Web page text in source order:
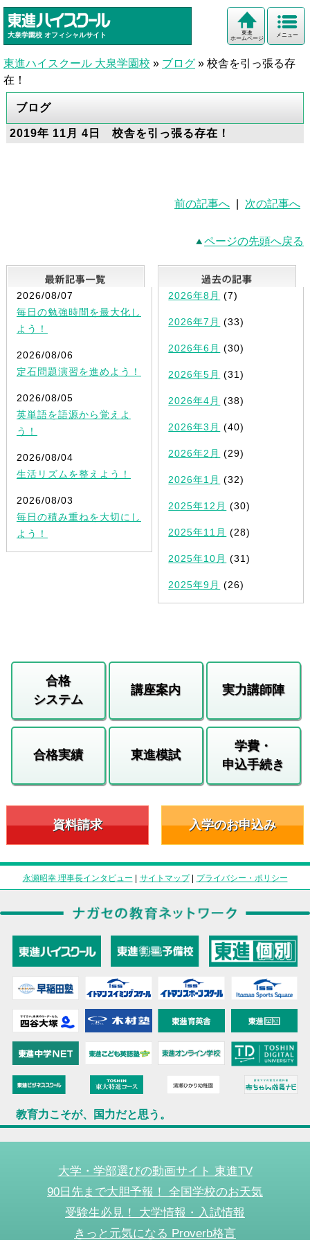
大泉学園校 オフィシャルサイト メニュー
東進
ホームページ
東進ハイスクール 大泉学園校 » ブログ » 校舎を引っ張る存
在！
ブログ
2019年 11月 4日 校舎を引っ張る存在！
前の記事へ 次の記事へ
ページの先頭へ戻る
最新記事一覧
2026/08/07
毎日の勉強時間を最大化し
よう！
2026/08/06
定石問題演習を進めよう！
2026/08/05
英単語を語源から覚えよ
う！
2026/08/04
生活リズムを整えよう！
2026/08/03
毎日の積み重ねを大切にし
よう！
2026年8月 (7)
2026年7月 (33)
2026年6月 (30)
2026年5月 (31)
2026年4月 (38)
2026年3月 (40)
2026年2月 (29)
2026年1月 (32)
2025年12月 (30)
2025年11月 (28)
2025年10月 (31)
2025年9月 (26)
合格
システム
講座案内 実力講師陣
合格実績 東進模試
学費・
申込手続き
資料請求 入学のお申込み
永瀬昭幸 理事長インタビュー | サイトマップ| プライバシー・ポリシー
教育力こそが、国力だと思う。
大学・学部選びの動画サイト 東進TV
90日先まで大胆予報！ 全国学校のお天気
受験生必見！ 大学情報・入試情報
きっと元気になる Proverb格言